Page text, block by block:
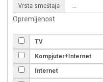
Vrsta smeštaja
Opremljenost
TV
Kompjuter+Internet
Internet